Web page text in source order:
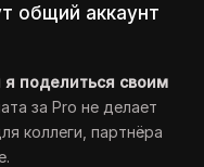
общий аккаунт
я поделиться своим
за Pro не делает
коллеги, партнёра